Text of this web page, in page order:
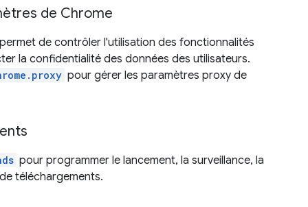
de Chrome
de contrôler l'utilisation des fonctionnalités
la confidentialité des données des utilisateurs.
pour gérer les paramètres proxy de
pour programmer le lancement, la surveillance, la
téléchargements.